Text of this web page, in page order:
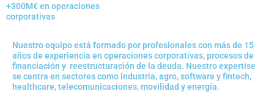
+300M€ en operaciones
corporativas
Nuestro equipo está formado por profesionales con más de 15
años de experiencia en operaciones corporativas, procesos de
financiación y reestructuración de la deuda. Nuestro expertise
se centra en sectores como industria, agro, software y fintech,
healthcare, telecomunicaciones, movilidad y energía.